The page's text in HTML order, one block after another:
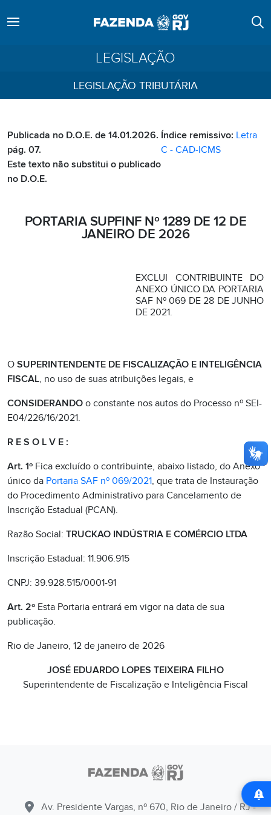
LEGISLAÇÃO
LEGISLAÇÃO TRIBUTÁRIA
Publicada no D.O.E. de 14.01.2026.
pág. 07.
Este texto não substitui o publicado
no D.O.E.
Índice remissivo: Letra
C - CAD-ICMS
PORTARIA SUPFINF Nº 1289 DE 12 DE
JANEIRO DE 2026
EXCLUI CONTRIBUINTE DO
ANEXO ÚNICO DA PORTARIA
SAF Nº 069 DE 28 DE JUNHO
DE 2021.
O SUPERINTENDENTE DE FISCALIZAÇÃO E INTELIGÊNCIA
FISCAL, no uso de suas atribuições legais, e
CONSIDERANDO o constante nos autos do Processo nº SEI-
E04/226/16/2021.
R E S O L V E :
Art. 1º Fica excluído o contribuinte, abaixo listado, do Anexo
único da Portaria SAF nº 069/2021, que trata de Instauração
do Procedimento Administrativo para Cancelamento de
Inscrição Estadual (PCAN).
Razão Social: TRUCKAO INDÚSTRIA E COMÉRCIO LTDA
Inscrição Estadual: 11.906.915
CNPJ: 39.928.515/0001-91
Art. 2º Esta Portaria entrará em vigor na data de sua
publicação.
Rio de Janeiro, 12 de janeiro de 2026
JOSÉ EDUARDO LOPES TEIXEIRA FILHO
Superintendente de Fiscalização e Inteligência Fiscal
Av. Presidente Vargas, nº 670, Rio de Janeiro / RJ -